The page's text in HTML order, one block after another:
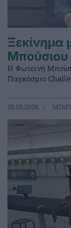
Ξεκίνημα
Μπούσιου
Η Φωτεινή
Παγκόσμιο
05.08.2026